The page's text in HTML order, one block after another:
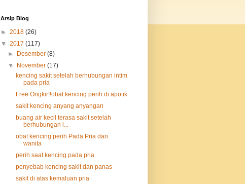
Arsip Blog
► 2018 (26)
▼ 2017 (117)
►
Desember(8)
▼
November(17)
kencing sakit setelah berhubungan intim
pada pria
Free Ongkir!!obat kencing perih di apotik
sakit kencing anyang anyangan
buang air kecil terasa sakit setelah
berhubungan i...
obat kencing perih Pada Pria dan
wanita
perih saat kencing pada pria
penyebab kencing sakit dan panas
sakit di atas kemaluan pria